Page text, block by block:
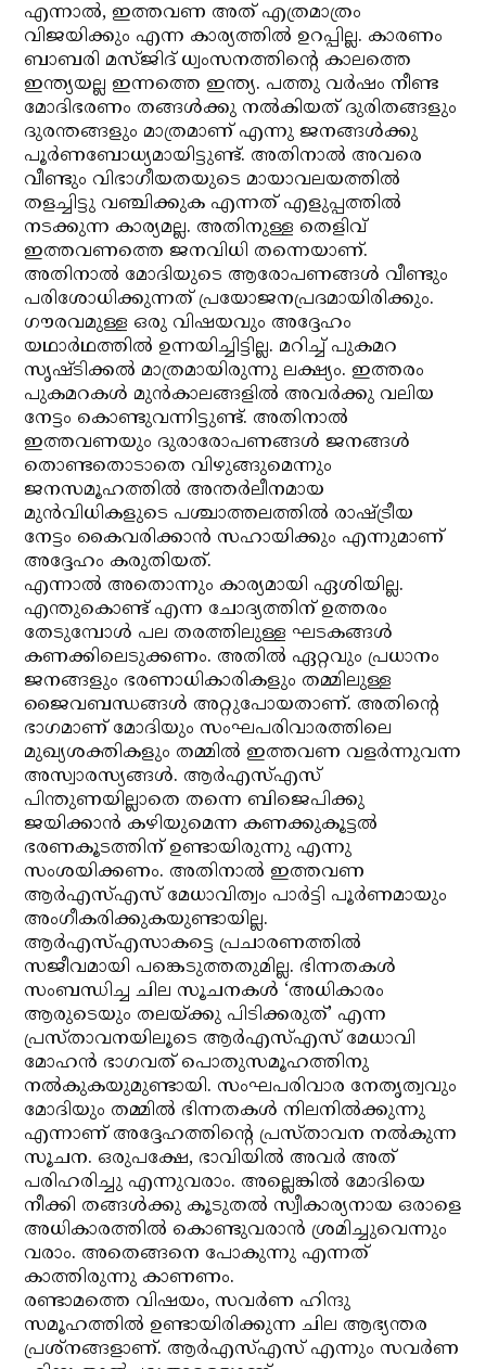
എന്നാല്‍, ഇത്തവണ അത് എത്രമാത്രം
വിജയിക്കും എന്ന കാര്യത്തില്‍ ഉറപ്പില്ല. കാരണം
ബാബരി മസ്ജിദ് ധ്വംസനത്തിന്റെ കാലത്തെ
ഇന്ത്യയല്ല ഇന്നത്തെ ഇന്ത്യ. പത്തു വര്‍ഷം നീണ്ട
മോദിഭരണം തങ്ങള്‍ക്കു നല്‍കിയത് ദുരിതങ്ങളും
ദുരന്തങ്ങളും മാത്രമാണ് എന്നു ജനങ്ങള്‍ക്കു
പൂര്‍ണബോധ്യമായിട്ടുണ്ട്. അതിനാല്‍ അവരെ
വീണ്ടും വിഭാഗീയതയുടെ മായാവലയത്തില്‍
തളച്ചിട്ടു വഞ്ചിക്കുക എന്നത് എളുപ്പത്തില്‍
നടക്കുന്ന കാര്യമല്ല. അതിനുള്ള തെളിവ്
ഇത്തവണത്തെ ജനവിധി തന്നെയാണ്.
അതിനാല്‍ മോദിയുടെ ആരോപണങ്ങള്‍ വീണ്ടും
പരിശോധിക്കുന്നത് പ്രയോജനപ്രദമായിരിക്കും.
ഗൗരവമുള്ള ഒരു വിഷയവും അദ്ദേഹം
യഥാര്‍ഥത്തില്‍ ഉന്നയിച്ചിട്ടില്ല. മറിച്ച് പുകമറ
സൃഷ്ടിക്കല്‍ മാത്രമായിരുന്നു ലക്ഷ്യം. ഇത്തരം
പുകമറകള്‍ മുന്‍കാലങ്ങളില്‍ അവര്‍ക്കു വലിയ
നേട്ടം കൊണ്ടുവന്നിട്ടുണ്ട്. അതിനാല്‍
ഇത്തവണയും ദുരാരോപണങ്ങള്‍ ജനങ്ങള്‍
തൊണ്ടതൊടാതെ വിഴുങ്ങുമെന്നും
ജനസമൂഹത്തില്‍ അന്തര്‍ലീനമായ
മുന്‍വിധികളുടെ പശ്ചാത്തലത്തില്‍ രാഷ്ട്രീയ
നേട്ടം കൈവരിക്കാന്‍ സഹായിക്കും എന്നുമാണ്
അദ്ദേഹം കരുതിയത്.
എന്നാല്‍ അതൊന്നും കാര്യമായി ഏശിയില്ല.
എന്തുകൊണ്ട് എന്ന ചോദ്യത്തിന് ഉത്തരം
തേടുമ്പോള്‍ പല തരത്തിലുള്ള ഘടകങ്ങള്‍
കണക്കിലെടുക്കണം. അതില്‍ ഏറ്റവും പ്രധാനം
ജനങ്ങളും ഭരണാധികാരികളും തമ്മിലുള്ള
ജൈവബന്ധങ്ങള്‍ അറ്റുപോയതാണ്. അതിന്റെ
ഭാഗമാണ് മോദിയും സംഘപരിവാരത്തിലെ
മുഖ്യശക്തികളും തമ്മില്‍ ഇത്തവണ വളര്‍ന്നുവന്ന
അസ്വാരസ്യങ്ങള്‍. ആര്‍എസ്എസ്
പിന്തുണയില്ലാതെ തന്നെ ബിജെപിക്കു
ജയിക്കാന്‍ കഴിയുമെന്ന കണക്കുകൂട്ടല്‍
ഭരണകൂടത്തിന് ഉണ്ടായിരുന്നു എന്നു
സംശയിക്കണം. അതിനാല്‍ ഇത്തവണ
ആര്‍എസ്എസ് മേധാവിത്വം പാര്‍ട്ടി പൂര്‍ണമായും
അംഗീകരിക്കുകയുണ്ടായില്ല.
ആര്‍എസ്എസാകട്ടെ പ്രചാരണത്തില്‍
സജീവമായി പങ്കെടുത്തതുമില്ല. ഭിന്നതകള്‍
സംബന്ധിച്ച ചില സൂചനകള്‍ ‘അധികാരം
ആരുടെയും തലയ്ക്കു പിടിക്കരുത്’ എന്ന
പ്രസ്താവനയിലൂടെ ആര്‍എസ്എസ് മേധാവി
മോഹന്‍ ഭാഗവത് പൊതുസമൂഹത്തിനു
നല്‍കുകയുമുണ്ടായി. സംഘപരിവാര നേതൃത്വവും
മോദിയും തമ്മില്‍ ഭിന്നതകള്‍ നിലനില്‍ക്കുന്നു
എന്നാണ് അദ്ദേഹത്തിന്റെ പ്രസ്താവന നല്‍കുന്ന
സൂചന. ഒരുപക്ഷേ, ഭാവിയില്‍ അവര്‍ അത്
പരിഹരിച്ചു എന്നുവരാം. അല്ലെങ്കില്‍ മോദിയെ
നീക്കി തങ്ങള്‍ക്കു കൂടുതല്‍ സ്വീകാര്യനായ ഒരാളെ
അധികാരത്തില്‍ കൊണ്ടുവരാന്‍ ശ്രമിച്ചുവെന്നും
വരാം. അതെങ്ങനെ പോകുന്നു എന്നത്
കാത്തിരുന്നു കാണണം.
രണ്ടാമത്തെ വിഷയം, സവര്‍ണ ഹിന്ദു
സമൂഹത്തില്‍ ഉണ്ടായിരിക്കുന്ന ചില ആഭ്യന്തര
പ്രശ്‌നങ്ങളാണ്. ആര്‍എസ്എസ് എന്നും സവര്‍ണ